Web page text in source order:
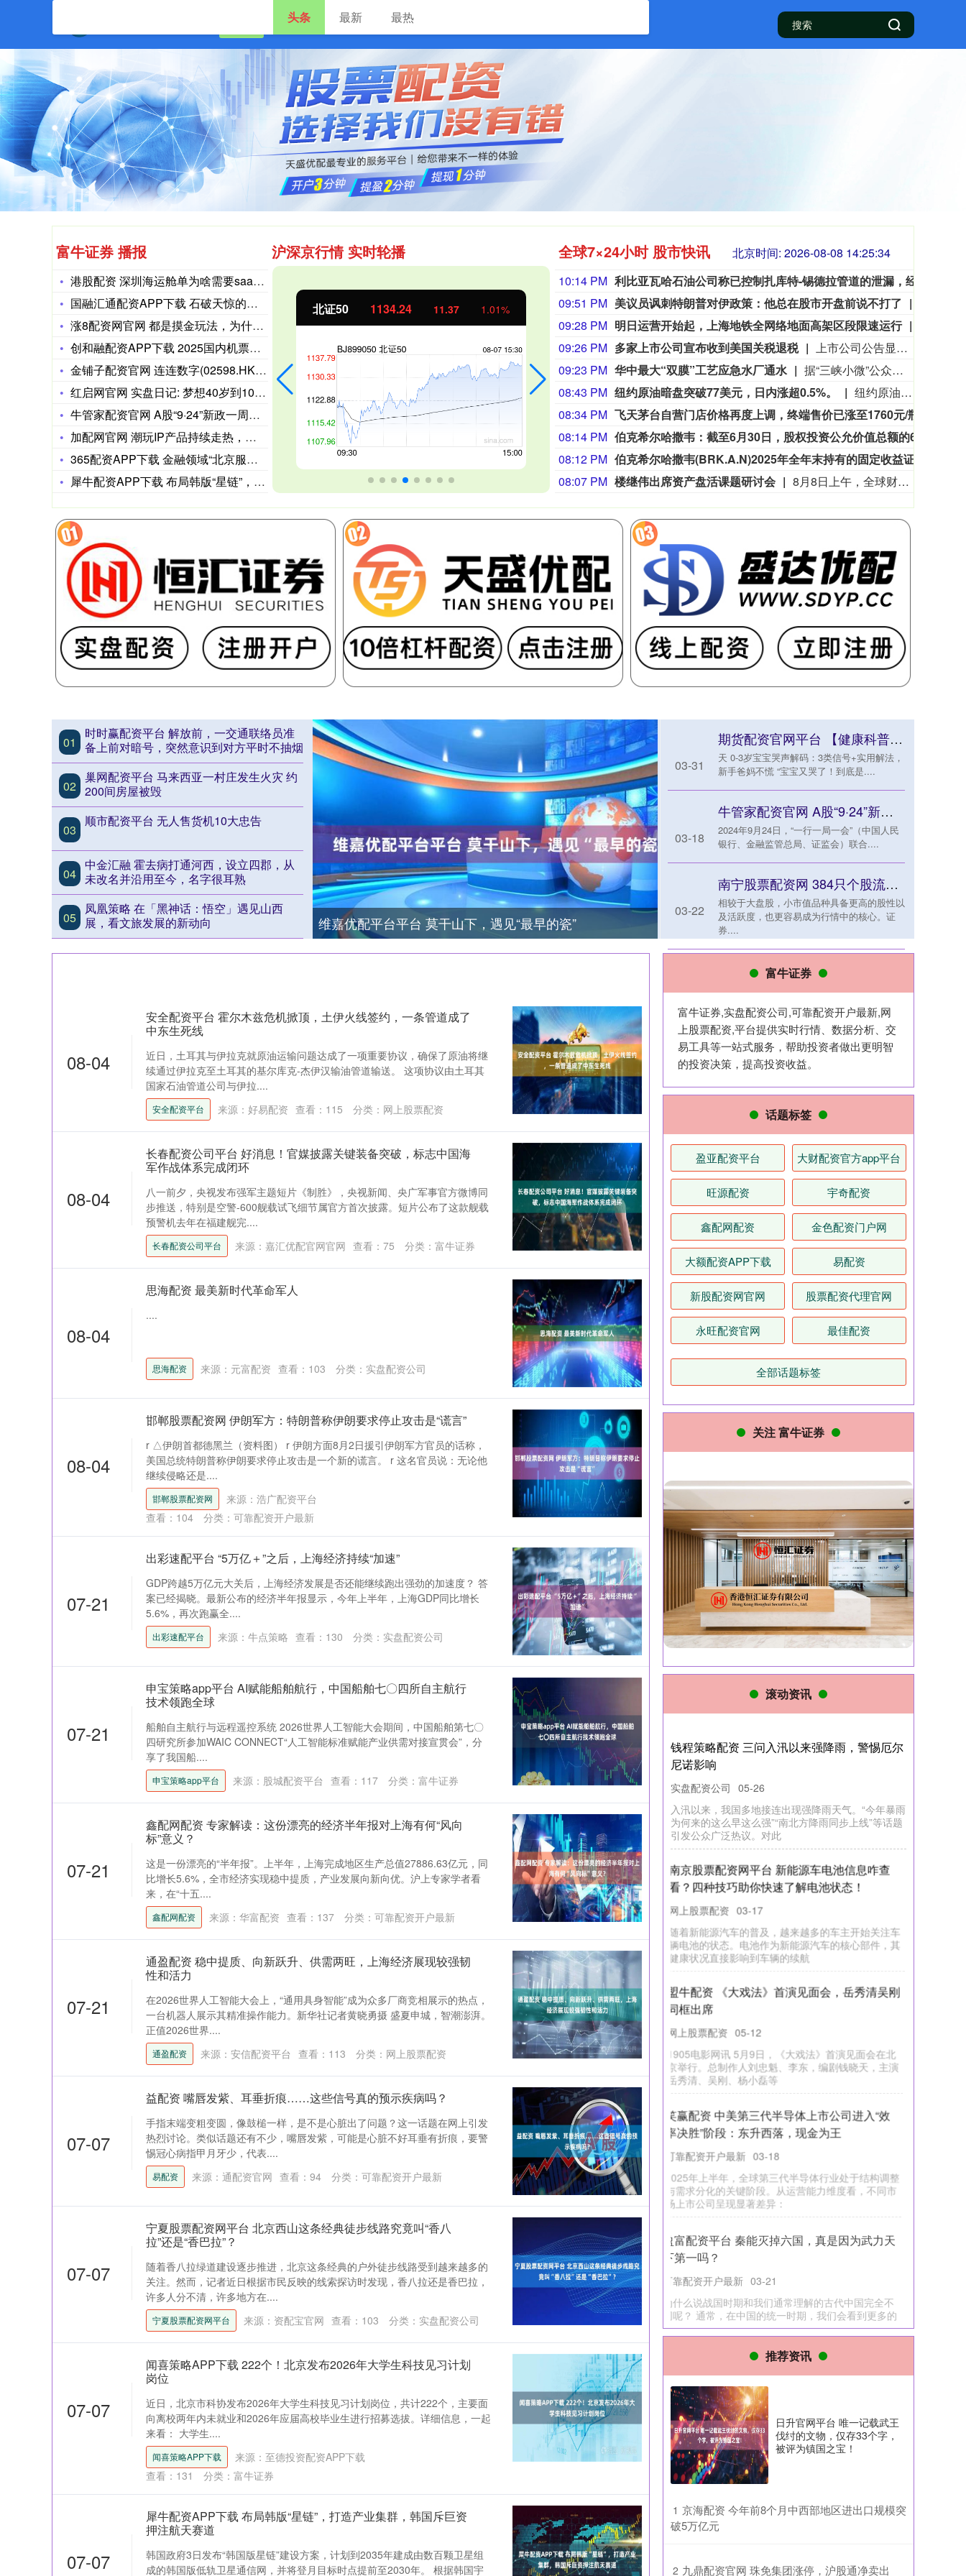
富牛证券 实盘配资公司 可靠配资开户最新
富牛证券 播报
港股配资 深圳海运舱单为啥需要saas通关平台？通关云平台该
国融汇通配资APP下载 石破天惊的发现，中国汉字已正式推至7
涨8配资网官网 都是摸金玩法，为什么三角洲爆火？
创和融配资APP下载 2025国内机票预定服务商平台精选，航
金铺子配资官网 连连数字(02598.HK)10月22日回购
红启网官网 实盘日记: 梦想40岁到1000万, 现157万
牛管家配资官网 A股“9·24”新政一周年：科技股领涨 超1
加配网官网 潮玩IP产品持续走热，排队2小时只为买个零钱包？
365配资APP下载 金融领域“北京服务”发布在京举办 优秀
犀牛配资APP下载 布局韩版“星链”，打造产业集群，韩国斥巨
沪深京行情 实时轮播
沪深300 4694.44 43.13 0.93% 北证50 1134.24 11.37 1.01% 创业板指 3563.12 47.56 1.35% 基金指数
全球7×24小时 股市快讯 北京时间: 2026-08-08 14:25:36
10:14 PM
09:51 PM 美议员讽刺特朗普对伊政策：他总在股市开盘前说不打了
09:28 PM 明日运营开始起，上海地铁全网络地面高架区段限速运行
09:26 PM 多家上市公司宣布收到美国关税退税
上市公司公告显示，自7月以来，多家公司宣布已经收到美国关税退税。根据美国最高法院今年2月裁定，《国际紧急经济权力法》不授权总统征收大规模关税。美国国际贸易法院随后下令海关办理相关退款。海关与边境保护局4月20日启动第一阶段退款工作，首批退款于5月11日前后发放。美国海关与边境保护局官员本月4日披露的信息显示，截至7月底，该部门已处理完毕约1000亿美元关税的退款流程并把相关信息提供给财政部用于付款。（中新社）
09:23 PM 华中最大“双膜”工艺应急水厂通水
据“三峡小微”公众号消息，8月8日，由三峡集团所属长江环保集团、武汉市水务集团等共同投资建设的华中地区规模最大的“双膜”工艺应急水厂——武汉梁子湖应急水厂并网通水，标志着武汉市江南区域正式构建起“一江一湖”双水源互为备援、灵活调度的供水新格局，为片区660万市民用水安全提供坚实保障。
08:43 PM 纽约原油暗盘突破77美元，日内涨超0.5%。
纽约原油暗盘突破77美元，日内涨超0.5%。
08:34 PM
08:14 PM
08:12 PM
08:07 PM 楼继伟出席资产盘活课题研讨会 8月8日上午，全球财富管理论坛在京召开“地方国有存量资产盘活进展、难点与策略”课题研讨会，楼继伟出席会议并做总结发言。楼继伟在发言中表示，盘活国有资产既是近期的当务之急，也是一项长期性的战略任务。当前我国GDP平减指数阶段性承压走低，财政维持紧平衡格局的压力持续攀升；我国税收结构以间接税为主体，税收收入增速显著弱于名义GDP增速，财政内生增收动能受限。叠加土地财政收入大幅收缩，地方隐性债务化解、长期限国债常态化发行带来的利息支出刚性上涨，收支两端压力持续凸显。综合多重现实约束来看，国有存量资产盘活并非短期应急手段，而是一项需要常态化、长效化推进的重点工作。（全球财富管理论坛）
01
时时赢配资平台 解放前，一交通联络员准
备上前对暗号，突然意识到对方平时不抽烟
02
巢网配资平台 马来西亚一村庄发生火灾 约
200间房屋被毁
03
顺市配资平台 无人售货机10大忠告
04
中金汇融 霍去病打通河西，设立四郡，从
未改名并沿用至今，名字很耳熟
05
凤凰策略 在「黑神话：悟空」遇见山西
展，看文旅发展的新动向
维嘉优配平台平台 莫干山下，遇见“最早的瓷”
期货配资官网平台 【健康科普】0
天 0-3岁宝宝哭声解码：3类信号+实用解法，
新手爸妈不慌 “宝宝又哭了！到底是....
03-31
牛管家配资官网 A股“9·24”新政一周年：科技股领涨 超1500只个股翻倍
2024年9月24日，“一行一局一会”（中国人民
银行、金融监管总局、证监会）联合....
03-18
南宁股票配资网 384只个股流通市值不足20亿元
相较于大盘股，小市值品种具备更高的股性以
及活跃度，也更容易成为行情中的核心。证
券....
03-22
头条 最新 最热
08-04
安全配资平台 霍尔木兹危机掀顶，土伊火线签约，一条管道成了
中东生死线
近日，土耳其与伊拉克就原油运输问题达成了一项重要协议，确保了原油将继
续通过伊拉克至土耳其的基尔库克-杰伊汉输油管道输送。 这项协议由土耳其
国家石油管道公司与伊拉....
安全配资平台 来源：好易配资 查看： 115 分类： 网上股票配资
08-04
长春配资公司平台 好消息！官媒披露关键装备突破，标志中国海
军作战体系完成闭环
八一前夕，央视发布强军主题短片《制胜》，央视新闻、央广军事官方微博同
步推送，特别是空警-600舰载试飞细节属官方首次披露。短片公布了这款舰载
预警机去年在福建舰完....
长春配资公司平台 来源：嘉汇优配官网官网 查看： 75 分类： 富牛证券
08-04
思海配资 最美新时代革命军人
....
思海配资 来源：元富配资 查看： 103 分类： 实盘配资公司
08-04
邯郸股票配资网 伊朗军方：特朗普称伊朗要求停止攻击是“谎言”
r △伊朗首都德黑兰（资料图） r 伊朗方面8月2日援引伊朗军方官员的话称，
美国总统特朗普称伊朗要求停止攻击是一个新的谎言。 r 这名官员说：无论他
继续侵略还是....
邯郸股票配资网
来源：浩广配资平台
查看： 104 分类： 可靠配资开户最新
07-21
出彩速配平台 “5万亿＋”之后，上海经济持续“加速”
GDP跨越5万亿元大关后，上海经济发展是否还能继续跑出强劲的加速度？ 答
案已经揭晓。最新公布的经济半年报显示，今年上半年，上海GDP同比增长
5.6%，再次跑赢全....
出彩速配平台 来源：牛点策略 查看： 130 分类： 实盘配资公司
07-21
申宝策略app平台 AI赋能船舶航行，中国船舶七〇四所自主航行
技术领跑全球
船舶自主航行与远程遥控系统 2026世界人工智能大会期间，中国船舶第七〇
四研究所参加WAIC CONNECT“人工智能标准赋能产业供需对接宣贯会”，分
享了我国船....
申宝策略app平台 来源：股城配资平台 查看： 117 分类： 富牛证券
07-21
鑫配网配资 专家解读：这份漂亮的经济半年报对上海有何“风向
标”意义？
这是一份漂亮的“半年报”。上半年，上海完成地区生产总值27886.63亿元，同
比增长5.6%，全市经济实现稳中提质，产业发展向新向优。沪上专家学者看
来，在“十五....
鑫配网配资 来源：华富配资 查看： 137 分类： 可靠配资开户最新
07-21
通盈配资 稳中提质、向新跃升、供需两旺，上海经济展现较强韧
性和活力
在2026世界人工智能大会上，“通用具身智能”成为众多厂商竞相展示的热点，
一台机器人展示其精准操作能力。新华社记者黄晓勇摄 盛夏申城，智潮澎湃。
正值2026世界....
通盈配资 来源：安信配资平台 查看： 113 分类： 网上股票配资
07-07
益配资 嘴唇发紫、耳垂折痕……这些信号真的预示疾病吗？
手指末端变粗变圆，像鼓槌一样，是不是心脏出了问题？这一话题在网上引发
热烈讨论。类似话题还有不少，嘴唇发紫，可能是心脏不好耳垂有折痕，要警
惕冠心病指甲月牙少，代表....
易配资 来源：通配资官网 查看： 94 分类： 可靠配资开户最新
07-07
宁夏股票配资网平台 北京西山这条经典徒步线路究竟叫“香八
拉”还是“香巴拉”？
随着香八拉绿道建设逐步推进，北京这条经典的户外徒步线路受到越来越多的
关注。然而，记者近日根据市民反映的线索探访时发现，香八拉还是香巴拉，
许多人分不清，许多地方在....
宁夏股票配资网平台 来源：资配宝官网 查看： 103 分类： 实盘配资公司
07-07
闻喜策略APP下载 222个！北京发布2026年大学生科技见习计划
岗位
近日，北京市科协发布2026年大学生科技见习计划岗位，共计222个，主要面
向离校两年内未就业和2026年应届高校毕业生进行招募选拔。详细信息，一起
来看： 大学生....
闻喜策略APP下载
来源：至德投资配资APP下载
查看： 131 分类： 富牛证券
07-07
犀牛配资APP下载 布局韩版“星链”，打造产业集群，韩国斥巨资
押注航天赛道
韩国政府3日发布“韩国版星链”建设方案，计划到2035年建成由数百颗卫星组
成的韩国版低轨卫星通信网，并将登月目标时点提前至2030年。 根据韩国宇
富牛证券
富牛证券,实盘配资公司,可靠配资开户最新,网
上股票配资,平台提供实时行情、数据分析、交
易工具等一站式服务，帮助投资者做出更明智
的投资决策，提高投资收益。
话题标签
盈亚配资平台 大财配资官方app平台
旺源配资 宇奇配资
鑫配网配资 金色配资门户网
大额配资APP下载 易配资
新股配资网官网 股票配资代理官网
永旺配资官网 最佳配资
全部话题标签
关注 富牛证券
滚动资讯
钱程策略配资 三问入汛以来强降雨，警惕厄尔
尼诺影响
实盘配资公司 05-26
入汛以来，我国多地接连出现强降雨天气。“今年暴雨
为何来的这么早这么强”“南北方降雨同步上线”等话题
引发公众广泛热议。对此
南京股票配资网平台 新能源车电池信息咋查
看？四种技巧助你快速了解电池状态！
网上股票配资
03-17
随着新能源汽车的普及，越来越多的车主开始关注车
辆电池的状态。电池作为新能源汽车的核心部件，其
健康状况直接影响到车辆的续航
盟牛配资 《大戏法》首演见面会，岳秀清吴刚
同框出席
京举行。总制作人刘忠魁、李东，编剧钱晓天，主演
岳秀清、吴刚、杨小磊等
率决胜”阶段：东升西落，现金为王
可靠配资开户最新
03-18
2025年上半年，全球第三代半导体行业处于结构调整
与需求分化的关键阶段。从运营能力维度看，不同市
场上市公司呈现显著差异：
盈富配资平台 秦能灭掉六国，真是因为武力天
下第一吗？
可靠配资开户最新
为什么说战国时期和我们通常理解的古代中国完全不
是文官们的政治博弈，朝堂上
推荐资讯
日升官网平台 唯一记载武王
伐纣的文物，仅存33个字，
被评为镇国之宝！
1 ​京海配资 今年前8个月中西部地区进出口规模突
破5万亿元
2 ​九鼎配资官网 珠免集团涨停，沪股通净卖出